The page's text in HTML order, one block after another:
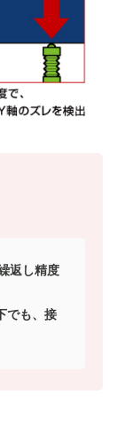
返し精度
でも、接